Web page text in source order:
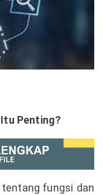
Penting?
fungsi dan